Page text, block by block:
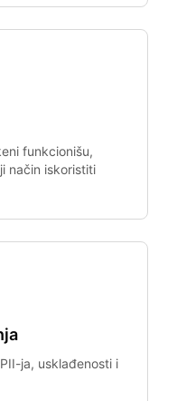
funkcionišu,
način iskoristiti
ja, usklađenosti i